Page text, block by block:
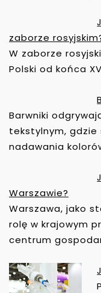
zaborze
W zaborze
Polski od końca
Barwniki
tekstylnym, gdzie
nadawania
Warszawie?
Warszawa, jako
rolę w krajowym
centrum
A
C
J
A
I
S
U